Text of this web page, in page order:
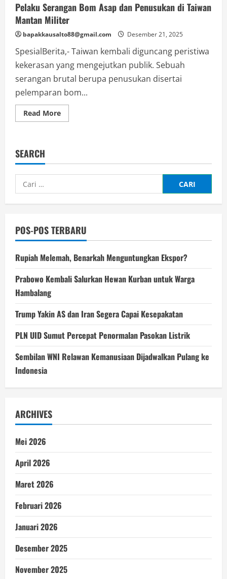
Pelaku Serangan Bom Asap dan Penusukan di Taiwan
Mantan Militer
bapakkausalto88@gmail.com Desember 21, 2025
SpesialBerita,- Taiwan kembali diguncang peristiwa
kekerasan yang mengejutkan publik. Sebuah
serangan brutal berupa penusukan disertai
pelemparan bom...
Read MoreRead
more
dan
di
Mantan
SEARCH
Cari
untuk:
POS-POS TERBARU
Rupiah Melemah, Benarkah Menguntungkan Ekspor?
Prabowo Kembali Salurkan Hewan Kurban untuk Warga
Hambalang
Trump Yakin AS dan Iran Segera Capai Kesepakatan
PLN UID Sumut Percepat Penormalan Pasokan Listrik
Sembilan WNI Relawan Kemanusiaan Dijadwalkan Pulang ke
Indonesia
ARCHIVES
Mei 2026
April 2026
Maret 2026
Februari 2026
Januari 2026
Desember 2025
November 2025